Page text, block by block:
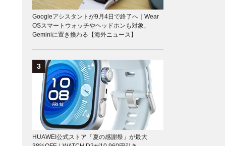
Googleアシスタントが9月4日で終了へ｜Wear
OSスマートウォッチやヘッドホンも対象、
Geminiに置き換わる【海外ニュース】
HUAWEI公式ストア「夏の感謝祭」が最大